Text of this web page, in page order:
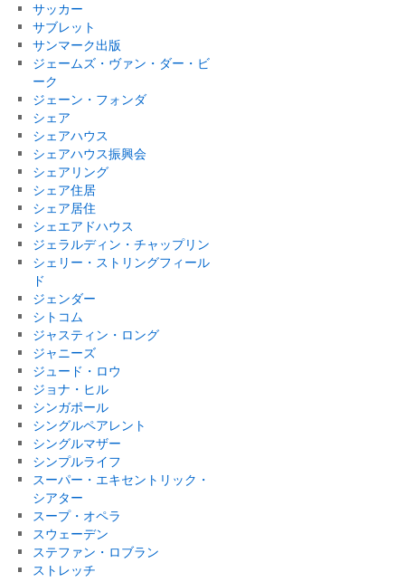
サッカー
サブレット
サンマーク出版
ジェームズ・ヴァン・ダー・ビ
ーク
ジェーン・フォンダ
シェア
シェアハウス
シェアハウス振興会
シェアリング
シェア住居
シェア居住
シェエアドハウス
ジェラルディン・チャップリン
シェリー・ストリングフィール
ド
ジェンダー
シトコム
ジャスティン・ロング
ジャニーズ
ジュード・ロウ
ジョナ・ヒル
シンガポール
シングルペアレント
シングルマザー
シンプルライフ
スーパー・エキセントリック・
シアター
スープ・オペラ
スウェーデン
ステファン・ロブラン
ストレッチ